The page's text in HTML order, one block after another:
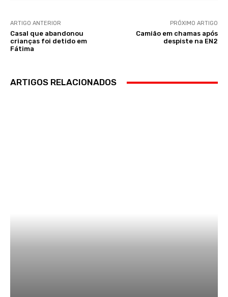
ARTIGO ANTERIOR
Casal que abandonou
crianças foi detido em
Fátima
PRÓXIMO ARTIGO
Camião em chamas após
despiste na EN2
ARTIGOS RELACIONADOS